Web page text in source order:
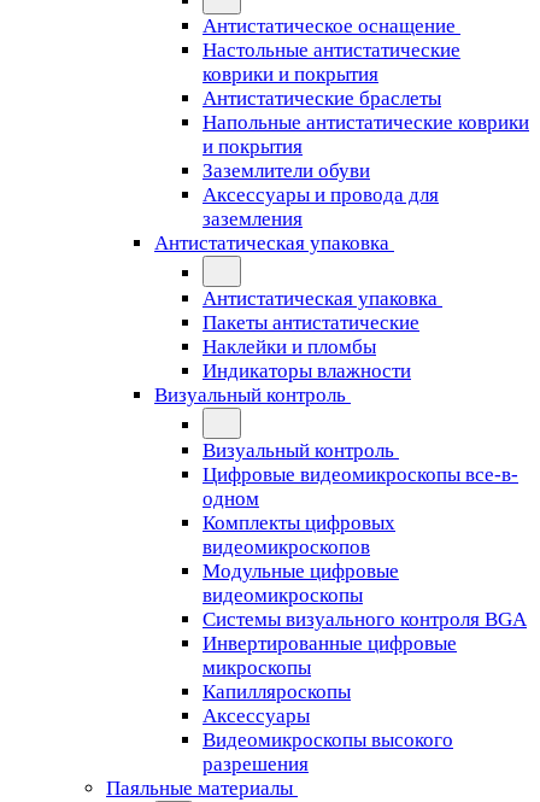
Антистатическое оснащение
Настольные антистатические
коврики и покрытия
Антистатические браслеты
Напольные антистатические коврики
и покрытия
Заземлители обуви
Аксессуары и провода для
заземления
Антистатическая упаковка
Антистатическая упаковка
Пакеты антистатические
Наклейки и пломбы
Индикаторы влажности
Визуальный контроль
Визуальный контроль
Цифровые видеомикроскопы все-в-
одном
Комплекты цифровых
видеомикроскопов
Модульные цифровые
видеомикроскопы
Cистемы визуального контроля BGA
Инвертированные цифровые
микроскопы
Капилляроскопы
Аксессуары
Видеомикроскопы высокого
разрешения
Паяльные материалы